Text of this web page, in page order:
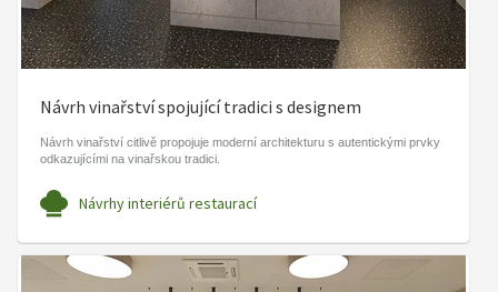
Návrh vinařství spojující tradici s designem
Návrh vinařství citlivě propojuje moderní architekturu s autentickými prvky
odkazujícími na vinařskou tradici.
Návrhy interiérů restaurací